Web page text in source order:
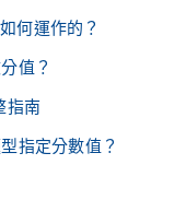
何運作的？
值？
指南
指定分數值？